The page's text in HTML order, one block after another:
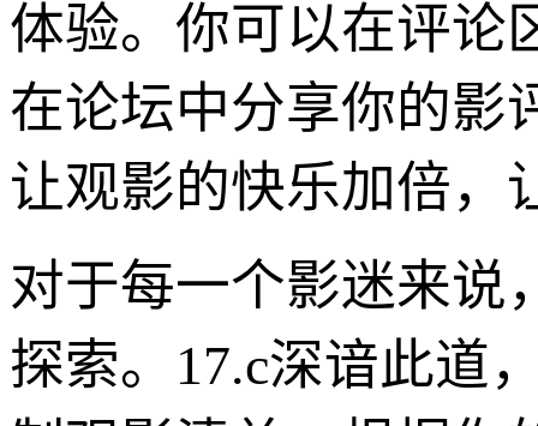
体验。你可以在评论
在论坛中分享你的影
让观影的快乐加倍，
对于每一个影迷来说
探索。17.c深谙此道